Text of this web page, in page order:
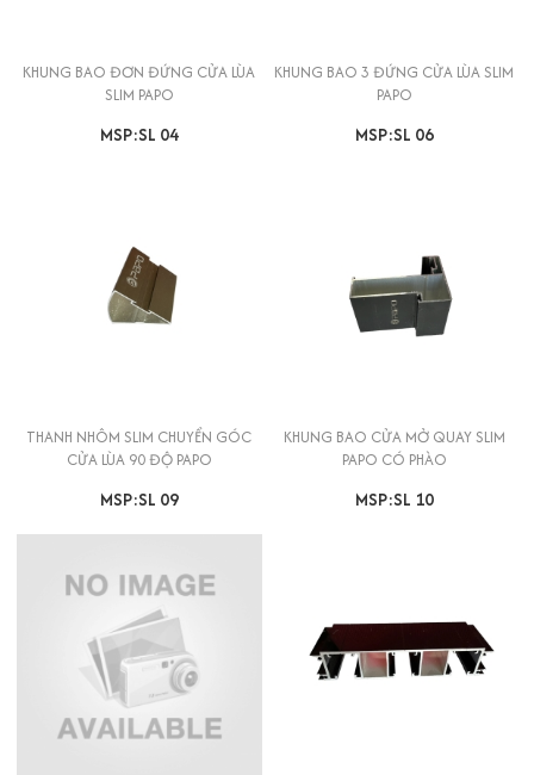
KHUNG BAO ĐƠN ĐỨNG CỬA LÙA
SLIM PAPO
MSP:SL 04
KHUNG BAO 3 ĐỨNG CỬA LÙA SLIM
PAPO
MSP:SL 06
THANH NHÔM SLIM CHUYỂN GÓC
CỬA LÙA 90 ĐỘ PAPO
MSP:SL 09
KHUNG BAO CỬA MỞ QUAY SLIM
PAPO CÓ PHÀO
MSP:SL 10